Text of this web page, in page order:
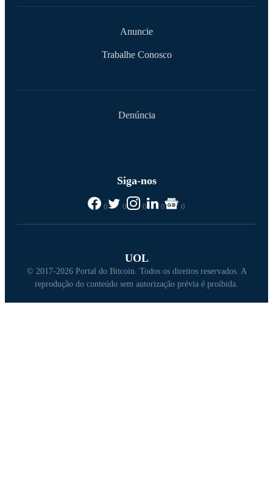
Anuncie
Trabalhe Conosco
Denúncia
Siga-nos
0 0 0 0 0
UOL
© 2017-2026 Portal do Bitcoin. Todos os direitos reservados. A
reprodução do conteúdo sem autorização prévia é proibida.